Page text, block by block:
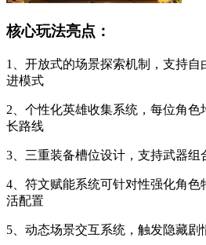
核心玩法亮点：
1、开放式的场景探索机制，支持自
进模式
2、个性化英雄收集系统，每位角
长路线
3、三重装备槽位设计，支持武器
4、符文赋能系统可针对性强化角色
活配置
5、动态场景交互系统，触发隐藏剧